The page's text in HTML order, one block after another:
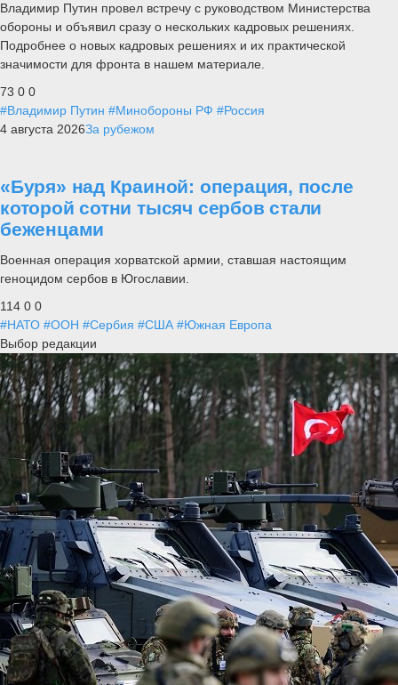
Владимир Путин провел встречу с руководством Министерства
обороны и объявил сразу о нескольких кадровых решениях.
Подробнее о новых кадровых решениях и их практической
значимости для фронта в нашем материале.
73 0 0
#Владимир Путин #Минобороны РФ #Россия
4 августа 2026За рубежом
«Буря» над Краиной: операция, после
которой сотни тысяч сербов стали
беженцами
Военная операция хорватской армии, ставшая настоящим
геноцидом сербов в Югославии.
114 0 0
#НАТО #ООН #Сербия #США #Южная Европа
Выбор редакции